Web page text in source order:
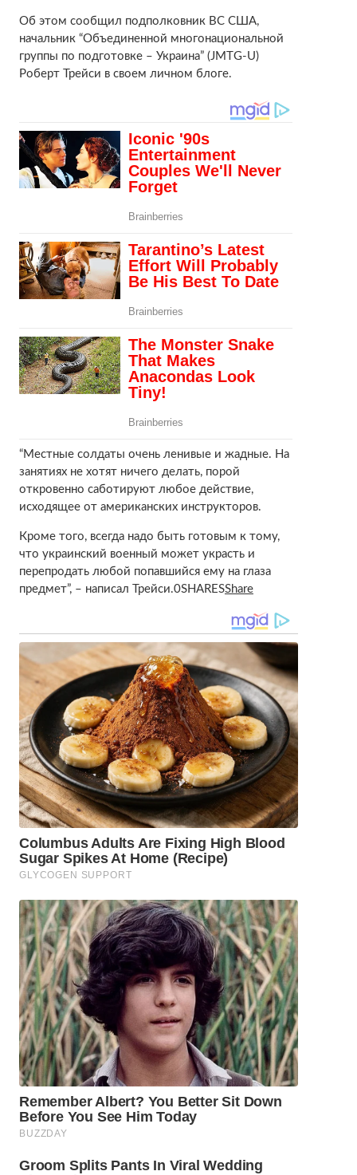
Об этом сообщил подполковник ВС США,
начальник “Объединенной многонациональной
группы по подготовке – Украина” (JMTG-U)
Роберт Трейси в своем личном блоге.
“Местные солдаты очень ленивые и жадные. На
занятиях не хотят ничего делать, порой
откровенно саботируют любое действие,
исходящее от американских инструкторов.
Кроме того, всегда надо быть готовым к тому,
что украинский военный может украсть и
перепродать любой попавшийся ему на глаза
предмет”, – написал Трейси.0SHARESShare